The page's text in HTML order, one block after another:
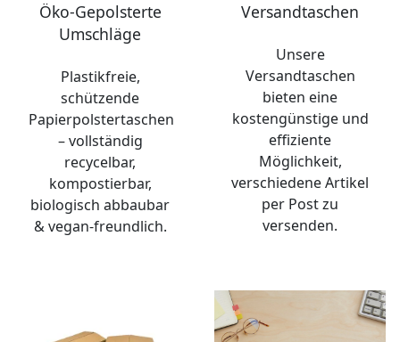
Öko-Gepolsterte
Umschläge
Plastikfreie,
schützende
Papierpolstertaschen
– vollständig
recycelbar,
kompostierbar,
biologisch abbaubar
& vegan-freundlich.
Versandtaschen
Unsere
Versandtaschen
bieten eine
kostengünstige und
effiziente
Möglichkeit,
verschiedene Artikel
per Post zu
versenden.